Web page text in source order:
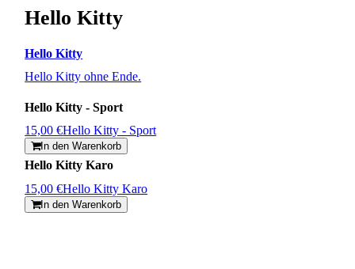
Hello Kitty
Hello Kitty
Hello Kitty ohne Ende.
Hello Kitty - Sport
15,00 €Hello Kitty - Sport
In den Warenkorb
Hello Kitty Karo
15,00 €Hello Kitty Karo
In den Warenkorb